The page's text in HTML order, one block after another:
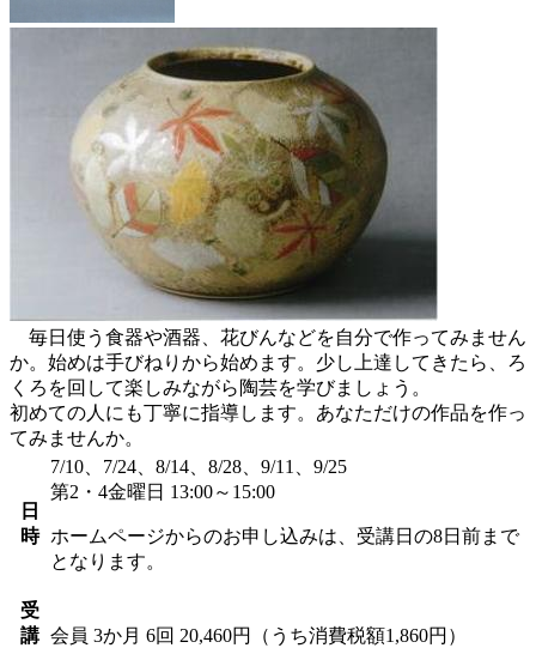
毎日使う食器や酒器、花びんなどを自分で作ってみません
か。始めは手びねりから始めます。少し上達してきたら、ろ
くろを回して楽しみながら陶芸を学びましょう。
初めての人にも丁寧に指導します。あなただけの作品を作っ
てみませんか。
日
時
7/10、7/24、8/14、8/28、9/11、9/25
第2・4金曜日 13:00～15:00
ホームページからのお申し込みは、受講日の8日前まで
となります。
受
講 会員 3か月 6回 20,460円（うち消費税額1,860円）